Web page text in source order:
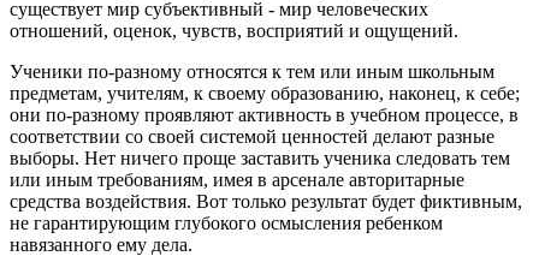
существует мир субъективный - мир человеческих
отношений, оценок, чувств, восприятий и ощущений.
Ученики по-разному относятся к тем или иным школьным
предметам, учителям, к своему образованию, наконец, к себе;
они по-разному проявляют активность в учебном процессе, в
соответствии со своей системой ценностей делают разные
выборы. Нет ничего проще заставить ученика следовать тем
или иным требованиям, имея в арсенале авторитарные
средства воздействия. Вот только результат будет фиктивным,
не гарантирующим глубокого осмысления ребенком
навязанного ему дела.